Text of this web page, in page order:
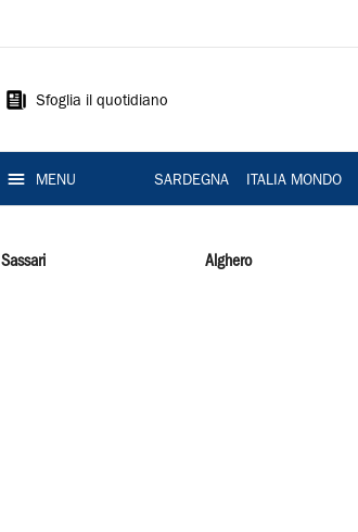
Sardegna
Sfoglia il quotidiano
MENU SARDEGNA ITALIA MONDO
Sassari Alghero